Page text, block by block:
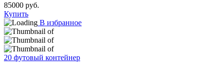
85000 руб.
Купить
В избранное
20 футовый контейнер